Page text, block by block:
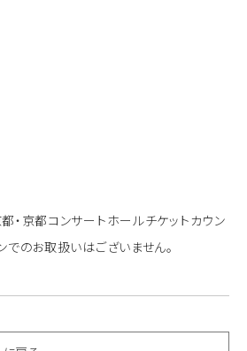
・京都コンサートホールチケットカウン
でのお取扱いはございません。